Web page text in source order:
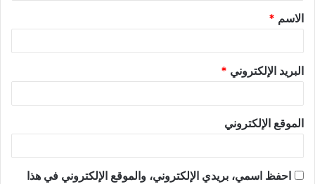
*
الاسم *
البريد الإلكتروني *
الموقع الإلكتروني
احفظ اسمي، بريدي الإلكتروني، والموقع الإلكتروني في هذا